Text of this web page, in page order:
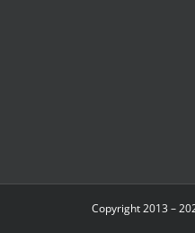
Copyright 2013 –